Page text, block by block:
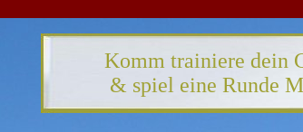
Komm trainiere dein
& spiel eine Runde